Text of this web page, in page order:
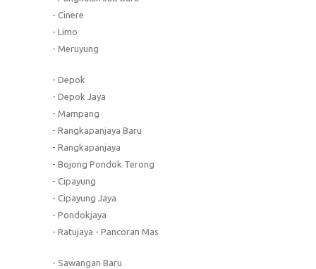
- Cinere
- Limo
- Meruyung
- Depok
- Depok Jaya
- Mampang
- Rangkapanjaya Baru
- Rangkapanjaya
- Bojong Pondok Terong
- Cipayung
- Cipayung Jaya
- Pondokjaya
- Ratujaya - Pancoran Mas
- Sawangan Baru